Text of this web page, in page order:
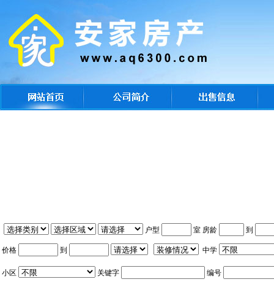
户型 室 房龄 到
价格 到 中学
小区 关键字 编号